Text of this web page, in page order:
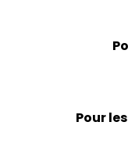
Pour